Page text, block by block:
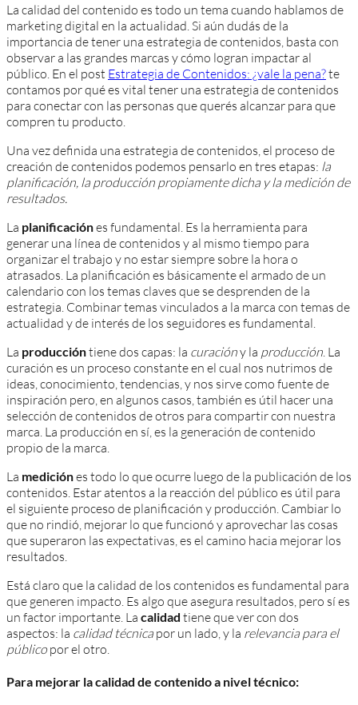
La calidad del contenido es todo un tema cuando hablamos de
marketing digital en la actualidad. Si aún dudás de la
importancia de tener una estrategia de contenidos, basta con
observar a las grandes marcas y cómo logran impactar al
público. En el post Estrategia de Contenidos: ¿vale la pena?te
contamos por qué es vital tener una estrategia de contenidos
para conectar con las personas que querés alcanzar para que
compren tu producto.
Una vez definida una estrategia de contenidos, el proceso de
creación de contenidos podemos pensarlo en tres etapas: la
planificación, la producción propiamente dicha y la medición de
resultados.
La planificaciónes fundamental. Es la herramienta para
generar una línea de contenidos y al mismo tiempo para
organizar el trabajo y no estar siempre sobre la hora o
atrasados. La planificación es básicamente el armado de un
calendario con los temas claves que se desprenden de la
estrategia. Combinar temas vinculados a la marca con temas de
actualidad y de interés de los seguidores es fundamental.
La produccióntiene dos capas: la curacióny la producción . La
curación es un proceso constante en el cual nos nutrimos de
ideas, conocimiento, tendencias, y nos sirve como fuente de
inspiración pero, en algunos casos, también es útil hacer una
selección de contenidos de otros para compartir con nuestra
marca. La producción en sí, es la generación de contenido
propio de la marca.
La mediciónes todo lo que ocurre luego de la publicación de los
contenidos. Estar atentos a la reacción del público es útil para
el siguiente proceso de planificación y producción. Cambiar lo
que no rindió, mejorar lo que funcionó y aprovechar las cosas
que superaron las expectativas, es el camino hacia mejorar los
resultados.
Está claro que la calidad de los contenidos es fundamental para
que generen impacto. Es algo que asegura resultados, pero sí es
un factor importante. La calidad tiene que ver con dos
aspectos: la calidad técnica por un lado, y la relevancia para el
públicopor el otro.
Para mejorar la calidad de contenido a nivel técnico: